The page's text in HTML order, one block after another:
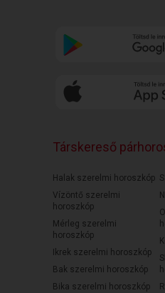
Társkereső
Halak szerelmi horoszkóp
Vízöntő szerelmi
horoszkóp
Mérleg szerelmi
horoszkóp
Ikrek szerelmi horoszkóp
Bak szerelmi horoszkóp
Bika szerelmi horoszkóp